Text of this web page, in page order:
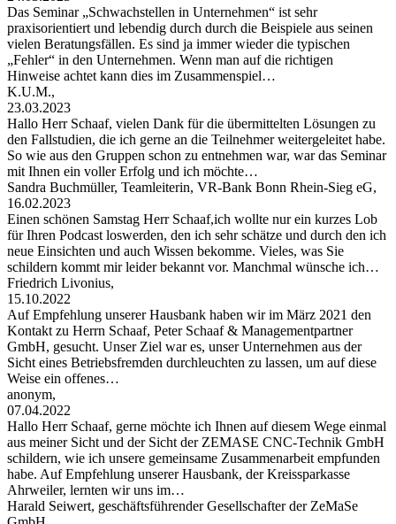
Das Seminar „Schwachstellen in Unternehmen“ ist sehr
praxisorientiert und lebendig durch durch die Beispiele aus seinen
vielen Beratungsfällen. Es sind ja immer wieder die typischen
„Fehler“ in den Unternehmen. Wenn man auf die richtigen
Hinweise achtet kann dies im Zusammenspiel…
K.U.M.,
23.03.2023
Hallo Herr Schaaf, vielen Dank für die übermittelten Lösungen zu
den Fallstudien, die ich gerne an die Teilnehmer weitergeleitet habe.
So wie aus den Gruppen schon zu entnehmen war, war das Seminar
mit Ihnen ein voller Erfolg und ich möchte…
Sandra Buchmüller, Teamleiterin, VR-Bank Bonn Rhein-Sieg eG,
16.02.2023
Einen schönen Samstag Herr Schaaf,ich wollte nur ein kurzes Lob
für Ihren Podcast loswerden, den ich sehr schätze und durch den ich
neue Einsichten und auch Wissen bekomme. Vieles, was Sie
schildern kommt mir leider bekannt vor. Manchmal wünsche ich…
Friedrich Livonius,
15.10.2022
Auf Empfehlung unserer Hausbank haben wir im März 2021 den
Kontakt zu Herrn Schaaf, Peter Schaaf & Managementpartner
GmbH, gesucht. Unser Ziel war es, unser Unternehmen aus der
Sicht eines Betriebsfremden durchleuchten zu lassen, um auf diese
Weise ein offenes…
anonym,
07.04.2022
Hallo Herr Schaaf, gerne möchte ich Ihnen auf diesem Wege einmal
aus meiner Sicht und der Sicht der ZEMASE CNC-Technik GmbH
schildern, wie ich unsere gemeinsame Zusammenarbeit empfunden
habe. Auf Empfehlung unserer Hausbank, der Kreissparkasse
Ahrweiler, lernten wir uns im…
Harald Seiwert, geschäftsführender Gesellschafter der ZeMaSe